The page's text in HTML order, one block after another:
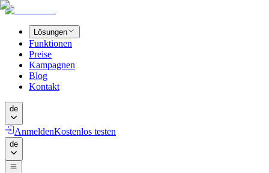
Lösungen
Funktionen
Preise
Kampagnen
Blog
Kontakt
de
AnmeldenKostenlos testen
de